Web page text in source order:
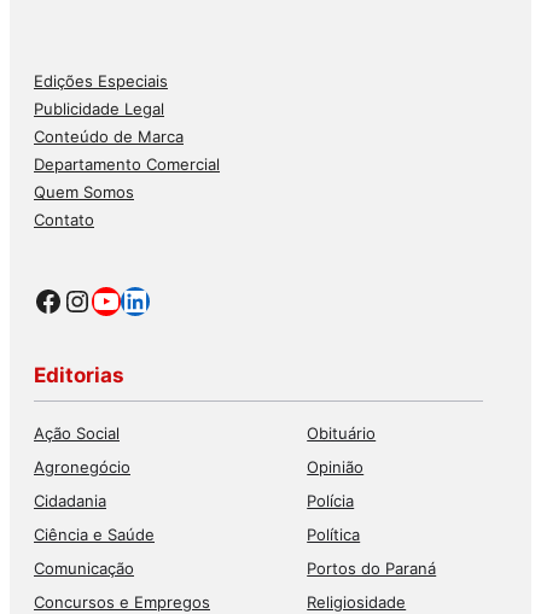
Edições Especiais
Publicidade Legal
Conteúdo de Marca
Departamento Comercial
Quem Somos
Contato
Facebook
Instagram
Youtube
LinkedIn
Editorias
Ação Social
Agronegócio
Cidadania
Ciência e Saúde
Comunicação
Concursos e Empregos
Obituário
Opinião
Polícia
Política
Portos do Paraná
Religiosidade